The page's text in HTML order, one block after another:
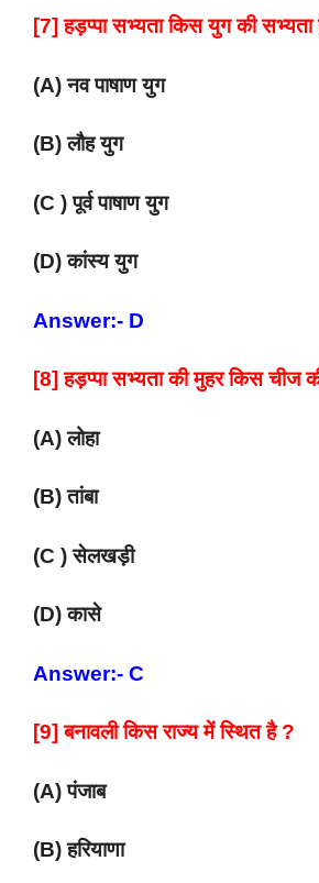
[7] हड़प्पा सभ्यता किस युग की सभ्यता
(A) नव पाषाण युग
(B) लौह युग
(C ) पूर्व पाषाण युग
(D) कांस्य युग
Answer:- D
[8] हड़प्पा सभ्यता की मुहर किस चीज
(A) लोहा
(B) तांबा
(C ) सेलखड़ी
(D) कासे
Answer:- C
[9] बनावली किस राज्य में स्थित है ?
(A) पंजाब
(B) हरियाणा